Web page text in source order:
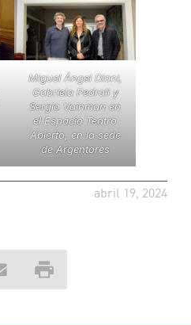
Miguel Ángel Diani,
Gabriela Pedrali y
Sergio Vainman en
el Espacio Teatro
Abierto, en la sede
de Argentores
abril 19, 2024